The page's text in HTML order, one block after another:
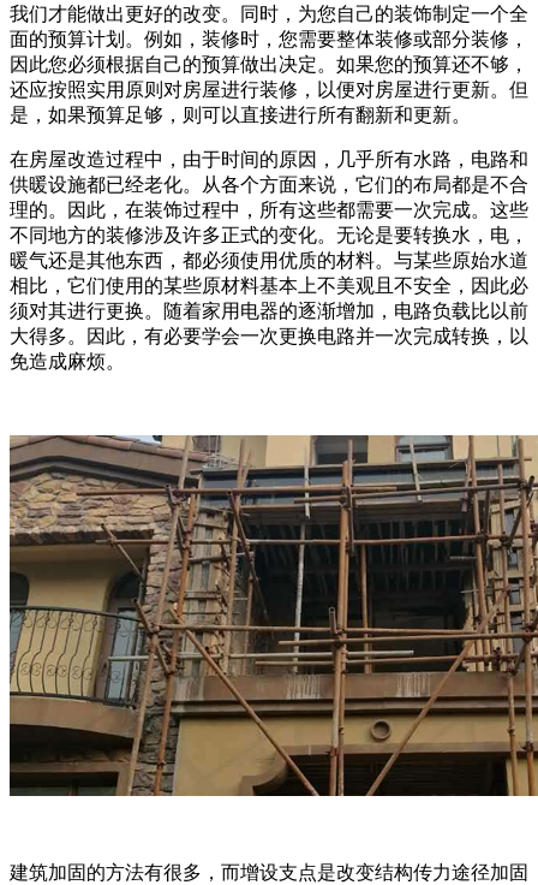
我们才能做出更好的改变。同时，为您自己的装饰制定一个全
面的预算计划。例如，装修时，您需要整体装修或部分装修，
因此您必须根据自己的预算做出决定。如果您的预算还不够，
还应按照实用原则对房屋进行装修，以便对房屋进行更新。但
是，如果预算足够，则可以直接进行所有翻新和更新。
在房屋改造过程中，由于时间的原因，几乎所有水路，电路和
供暖设施都已经老化。从各个方面来说，它们的布局都是不合
理的。因此，在装饰过程中，所有这些都需要一次完成。这些
不同地方的装修涉及许多正式的变化。无论是要转换水，电，
暖气还是其他东西，都必须使用优质的材料。与某些原始水道
相比，它们使用的某些原材料基本上不美观且不安全，因此必
须对其进行更换。随着家用电器的逐渐增加，电路负载比以前
大得多。因此，有必要学会一次更换电路并一次完成转换，以
免造成麻烦。
建筑加固的方法有很多，而增设支点是改变结构传力途径加固